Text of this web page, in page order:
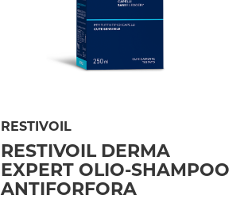
RESTIVOIL
RESTIVOIL DERMA
EXPERT OLIO-SHAMPOO
ANTIFORFORA